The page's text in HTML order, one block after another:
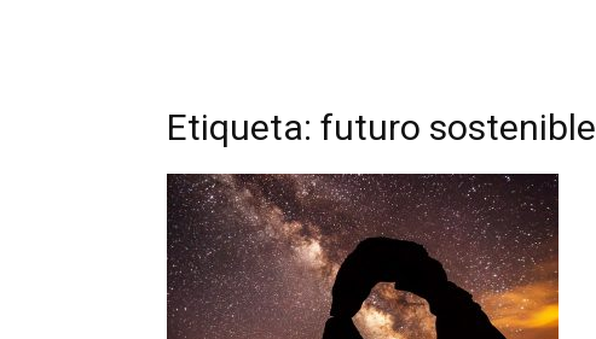
Etiqueta: futuro sostenible